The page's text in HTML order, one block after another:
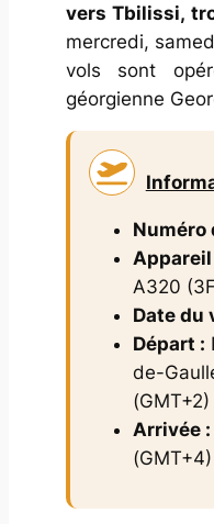
vers Tbilissi,
mercredi,
vols sont
géorgienne
Numéro
A320
Date du
Départ :
de-
(GMT+2)
Arrivée :
(GMT+4)